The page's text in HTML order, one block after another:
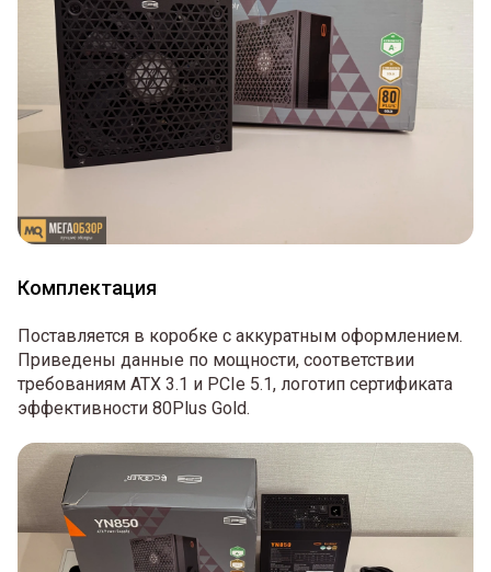
Комплектация
Поставляется в коробке с аккуратным оформлением.
Приведены данные по мощности, соответствии
требованиям ATX 3.1 и PCIe 5.1, логотип сертификата
эффективности 80Plus Gold.